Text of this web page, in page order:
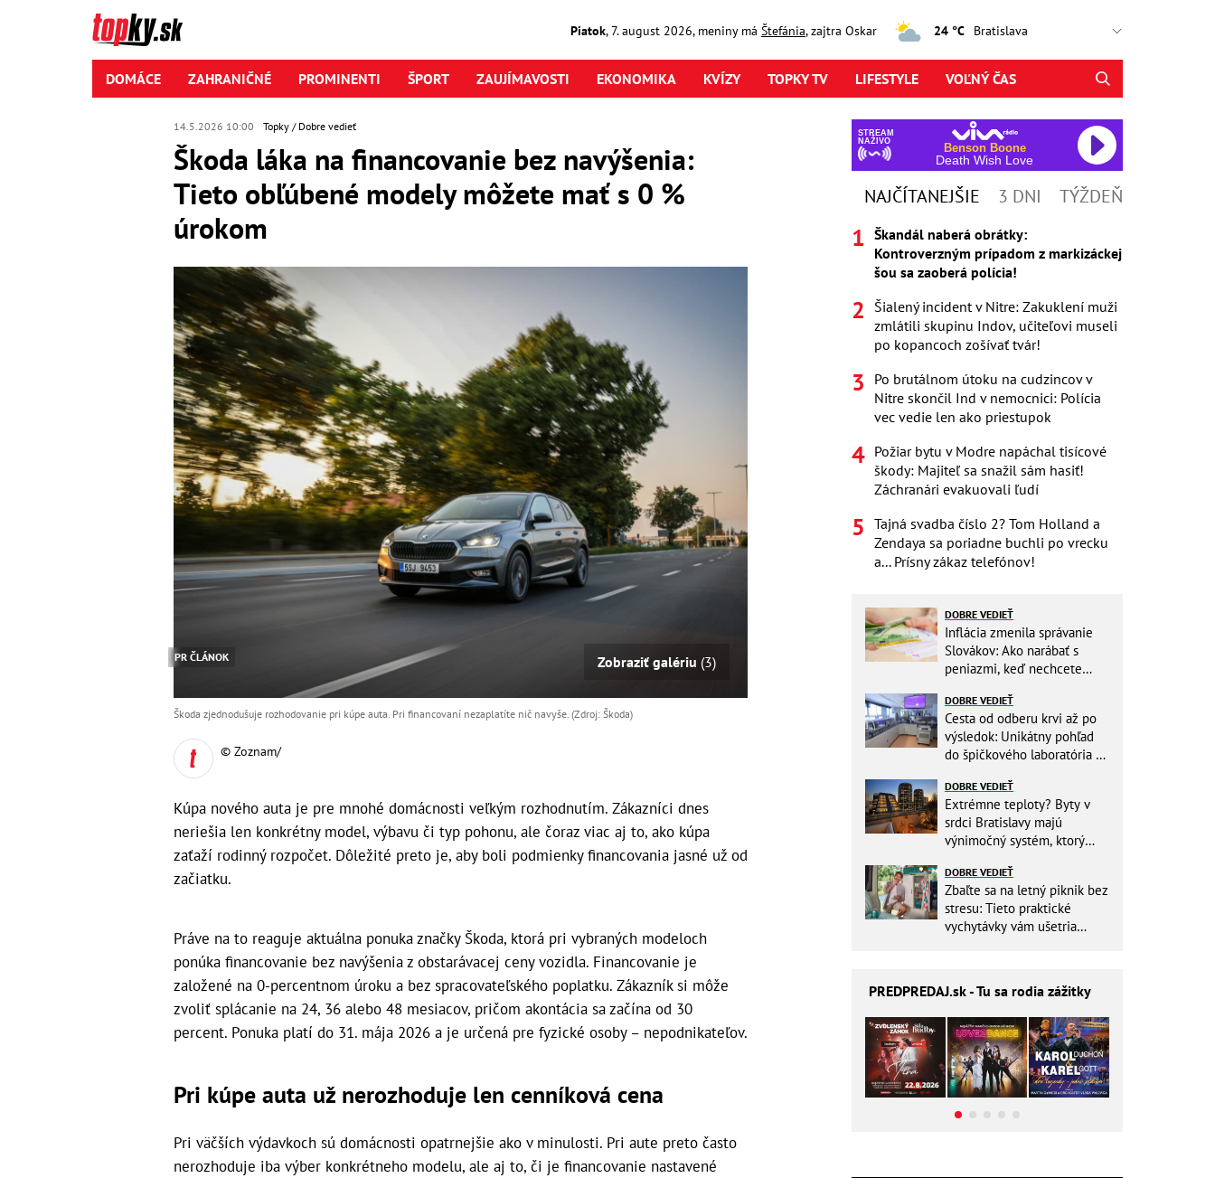
Piatok,7. august2026, meniny má Štefánia, zajtra Oskar 24 °C
DOMÁCE ZAHRANIČNÉ PROMINENTI ŠPORT ZAUJÍMAVOSTI EKONOMIKA KVÍZY TOPKY TV LIFESTYLE VOĽNÝ ČAS
14.5.2026 10:00 Topky Dobre vedieť
Škoda láka na financovanie bez navýšenia:
Tieto obľúbené modely môžete mať s 0 %
úrokom
PR ČLÁNOK Zobraziť galériu (3)
Škoda zjednodušuje rozhodovanie pri kúpe auta. Pri financovaní nezaplatíte nič navyše. (Zdroj: Škoda)
© Zoznam/
Kúpa nového auta je pre mnohé domácnosti veľkým rozhodnutím. Zákazníci dnes
neriešia len konkrétny model, výbavu či typ pohonu, ale čoraz viac aj to, ako kúpa
zaťaží rodinný rozpočet. Dôležité preto je, aby boli podmienky financovania jasné už od
začiatku.
Práve na to reaguje aktuálna ponuka značky Škoda, ktorá pri vybraných modeloch
ponúka financovanie bez navýšenia z obstarávacej ceny vozidla. Financovanie je
založené na 0-percentnom úroku a bez spracovateľského poplatku. Zákazník si môže
zvoliť splácanie na 24, 36 alebo 48 mesiacov, pričom akontácia sa začína od 30
percent. Ponuka platí do 31. mája 2026 a je určená pre fyzické osoby – nepodnikateľov.
Pri kúpe auta už nerozhoduje len cenníková cena
Pri väčších výdavkoch sú domácnosti opatrnejšie ako v minulosti. Pri aute preto často
nerozhoduje iba výber konkrétneho modelu, ale aj to, či je financovanie nastavené
STREAM
NAŽIVO
Benson Boone
Death Wish Love
NAJČÍTANEJŠIE 3 DNI TÝŽDEŇ
Škandál naberá obrátky:
Kontroverzným prípadom z markizáckej
šou sa zaoberá polícia!
Šialený incident v Nitre: Zakuklení muži
zmlátili skupinu Indov, učiteľovi museli
po kopancoch zošívať tvár!
Po brutálnom útoku na cudzincov v
Nitre skončil Ind v nemocnici: Polícia
vec vedie len ako priestupok
Požiar bytu v Modre napáchal tisícové
škody: Majiteľ sa snažil sám hasiť!
Záchranári evakuovali ľudí
Tajná svadba číslo 2? Tom Holland a
Zendaya sa poriadne buchli po vrecku
a... Prísny zákaz telefónov!
DOBRE VEDIEŤ
Inflácia zmenila správanie
Slovákov: Ako narábať s
peniazmi, keď nechcete
DOBRE VEDIEŤ
Cesta od odberu krvi až po
výsledok: Unikátny pohľad
do špičkového laboratória na
DOBRE VEDIEŤ
Extrémne teploty? Byty v
srdci Bratislavy majú
výnimočný systém, ktorý
DOBRE VEDIEŤ
Zbaľte sa na letný piknik bez
stresu: Tieto praktické
vychytávky vám ušetria
PREDPREDAJ.sk - Tu sa rodia zážitky